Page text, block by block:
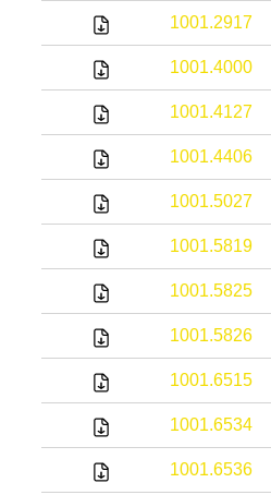
1001.2917
1001.4000
1001.4127
1001.4406
1001.5027
1001.5819
1001.5825
1001.5826
1001.6515
1001.6534
1001.6536